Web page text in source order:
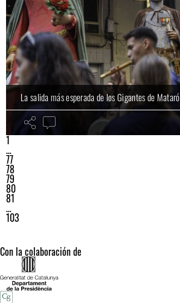
La salida más esperada de los Gigantes de Mataró
1
…
77
78
79
80
81
…
103
Con la colaboración de